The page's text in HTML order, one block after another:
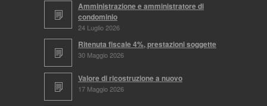
Amministrazione e amministratore di
condominio
24 Luglio 2026
Ritenuta fiscale 4%, prestazioni soggette
30 Maggio 2026
Valore di ricostruzione a nuovo
17 Maggio 2026